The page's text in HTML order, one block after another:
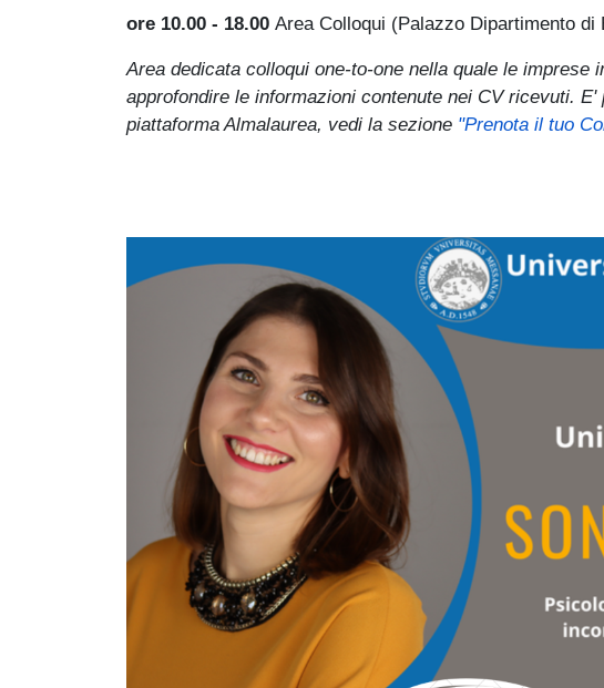
ore 10.00 - 18.00 Area Colloqui (Palazzo Dipartimento di
Area dedicata colloqui one-to-one nella quale le imprese
approfondire le informazioni contenute nei CV ricevuti.
piattaforma Almalaurea, vedi la sezione "Prenota il tuo